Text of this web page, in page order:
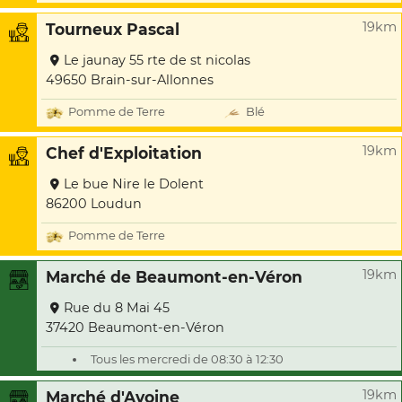
Tourneux Pascal 19km
Le jaunay 55 rte de st nicolas
49650 Brain-sur-Allonnes
Pomme de Terre Blé
Chef d'Exploitation 19km
Le bue Nire le Dolent
86200 Loudun
Pomme de Terre
Marché de Beaumont-en-Véron 19km
Rue du 8 Mai 45
37420 Beaumont-en-Véron
Tous les mercredi de 08:30 à 12:30
Marché d'Avoine 19km